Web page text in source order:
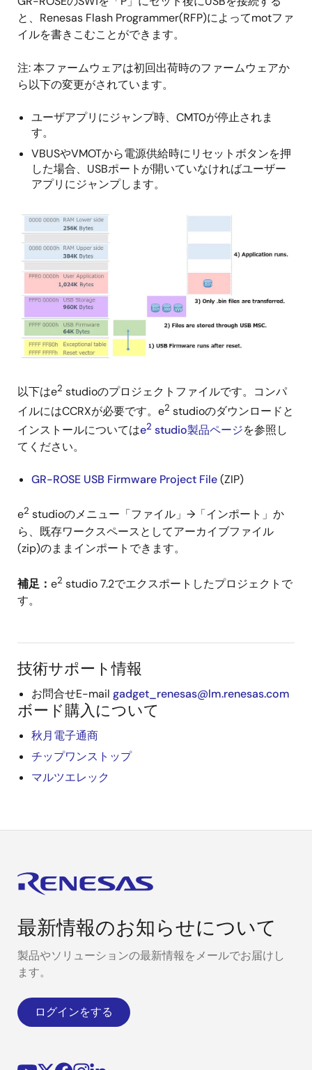
と、Renesas Flash Programmer(RFP)によってmotファ
イルを書きこむことができます。
注: 本ファームウェアは初回出荷時のファームウェアか
ら以下の変更がされています。
ユーザアプリにジャンプ時、CMT0が停止されま
す。
VBUSやVMOTから電源供給時にリセットボタンを押
した場合、USBポートが開いていなければユーザー
アプリにジャンプします。
以下はe2 studioのプロジェクトファイルです。コンパ
イルにはCCRXが必要です。e2 studioのダウンロードと
インストールについてはe2 studio製品ページを参照し
てください。
GR-ROSE USB Firmware Project File(ZIP)
e2 studioのメニュー「ファイル」→「インポート」か
ら、既存ワークスペースとしてアーカイブファイル
(zip)のままインポートできます。
補足： e2 studio 7.2でエクスポートしたプロジェクトで
す。
技術サポート情報
お問合せE-mail gadget_renesas@lm.renesas.com
ボード購入について
秋月電子通商
チップワンストップ
マルツエレック
最新情報のお知らせについて
製品やソリューションの最新情報をメールでお届けし
ます。
ログインをする